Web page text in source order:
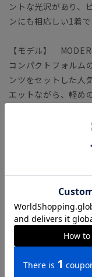
ントな光沢があり、
ンにも相応しい1着で
【モデル】
コンパクトフォルム
ンツをセットした人
エットながら、軽め
ィテールが特徴です
「MODERN
ーレ・バルべリス・
1936年イタリア・
生地ブランド。糸
により、高品質で優
カノニコ社が特別に